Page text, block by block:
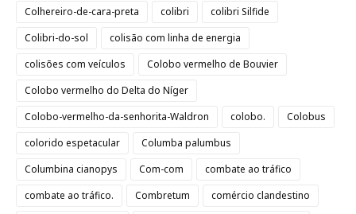
Colhereiro-de-cara-preta
colibri
colibri Silfide
Colibri-do-sol
colisão com linha de energia
colisões com veículos
Colobo vermelho de Bouvier
Colobo vermelho do Delta do Níger
Colobo-vermelho-da-senhorita-Waldron
colobo.
Colobus
colorido espetacular
Columba palumbus
Columbina cianopys
Com-com
combate ao tráfico
combate ao tráfico.
Combretum
comércio clandestino